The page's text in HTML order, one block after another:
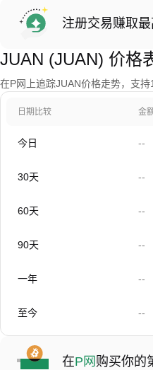
注册交易赚取
JUAN (JUAN) 价格
在P网上追踪JUAN价格走势，支
日期比较 金
今日 --
30天 --
60天 --
90天 --
一年 --
至今 --
在P网 购买你的